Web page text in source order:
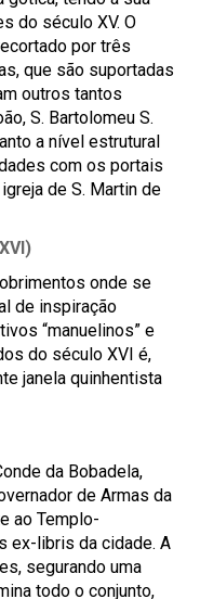
do século XV. O
por três
que são suportadas
outros tantos
S. Bartolomeu S.
a nível estrutural
com os portais
de S. Martin de
onde se
de inspiração
“manuelinos” e
do século XVI é,
janela quinhentista
da Bobadela,
de Armas da
ao Templo-
ex-libris da cidade. A
segurando uma
todo o conjunto,